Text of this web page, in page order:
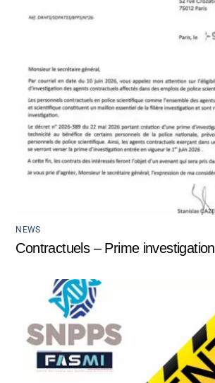
NEWS
Contractuels – Prime investigation